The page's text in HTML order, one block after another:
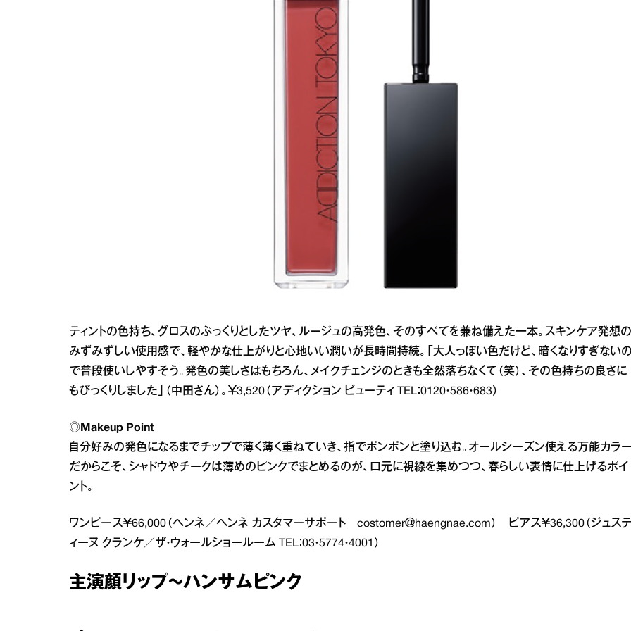
ティントの色持ち、グロスのぷっくりとしたツヤ、ルージュの高発色、そのすべてを兼ね備えた一本。スキンケア発想の
みずみずしい使用感で、軽やかな仕上がりと心地いい潤いが長時間持続。「大人っぽい色だけど、暗くなりすぎない
で普段使いしやすそう。発色の美しさはもちろん、メイクチェンジのときも全然落ちなくて（笑）、その色持ちの良さに
もびっくりしました」（中田さん）。￥3,520（アディクション ビューティ TEL：0120・586・683）
◎Makeup Point
自分好みの発色になるまでチップで薄く薄く重ねていき、指でポンポンと塗り込む。オールシーズン使える万能カラ
だからこそ、シャドウやチークは薄めのピンクでまとめるのが、口元に視線を集めつつ、春らしい表情に仕上げるポイ
ント。
ワンピース￥66,000（ヘンネ／ヘンネ カスタマーサポート costomer＠haengnae.com） ピアス￥36,300（ジュステ
ィーヌ クランケ／ザ・ウォールショールーム TEL：03・5774・4001）
主演顔リップ～ハンサムピンク